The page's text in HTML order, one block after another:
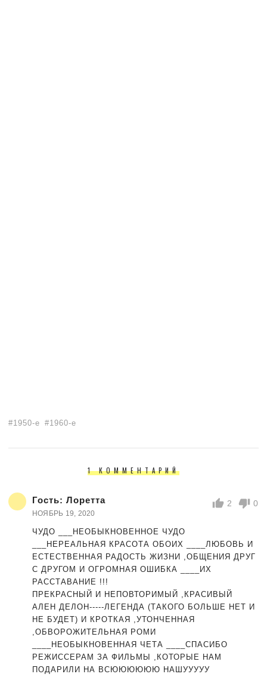
1950-е 1960-е
1 КОММЕНТАРИЙ
Гость: Лоретта
НОЯБРЬ 19, 2020
ЧУДО ___НЕОБЫКНОВЕННОЕ ЧУДО
___НЕРЕАЛЬНАЯ КРАСОТА ОБОИХ ____ЛЮБОВЬ И
ЕСТЕСТВЕННАЯ РАДОСТЬ ЖИЗНИ ,ОБЩЕНИЯ ДРУГ
С ДРУГОМ И ОГРОМНАЯ ОШИБКА ____ИХ
РАССТАВАНИЕ !!!
ПРЕКРАСНЫЙ И НЕПОВТОРИМЫЙ ,КРАСИВЫЙ
АЛЕН ДЕЛОН-----ЛЕГЕНДА (ТАКОГО БОЛЬШЕ НЕТ И
НЕ БУДЕТ) И КРОТКАЯ ,УТОНЧЕННАЯ
,ОБВОРОЖИТЕЛЬНАЯ РОМИ
____НЕОБЫКНОВЕННАЯ ЧЕТА ____СПАСИБО
РЕЖИССЕРАМ ЗА ФИЛЬМЫ ,КОТОРЫЕ НАМ
ПОДАРИЛИ НА ВСЮЮЮЮЮЮ НАШУУУУУ
2 0